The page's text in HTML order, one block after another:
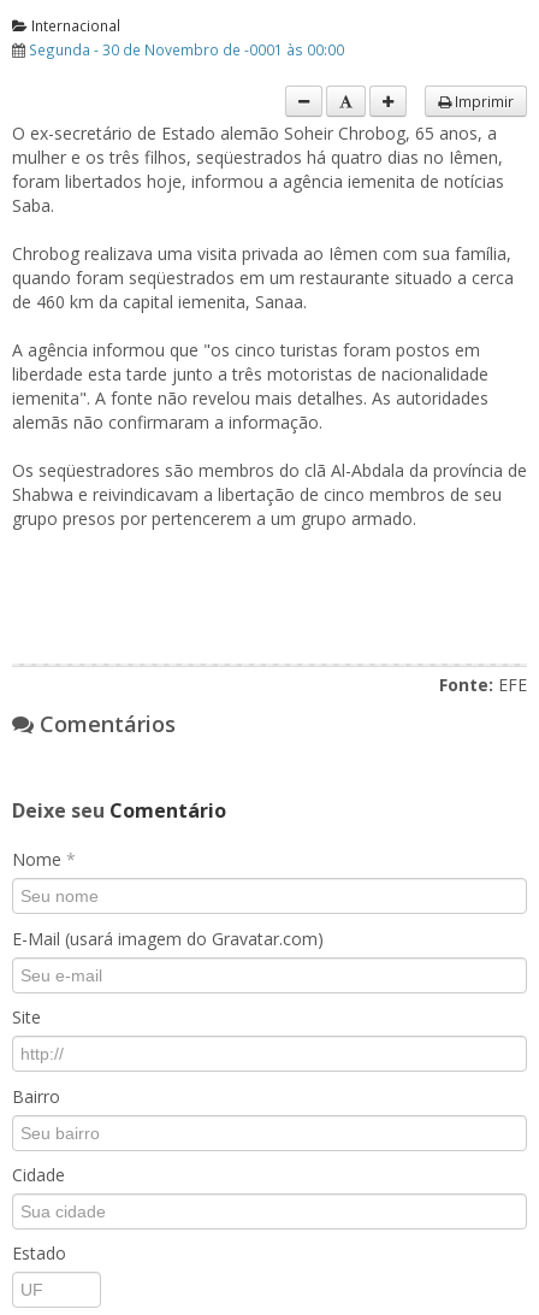
Internacional
Segunda - 30 de Novembro de -0001 às 00:00
Imprimir
O ex-secretário de Estado alemão Soheir Chrobog, 65 anos, a
mulher e os três filhos, seqüestrados há quatro dias no Iêmen,
foram libertados hoje, informou a agência iemenita de notícias
Saba.
Chrobog realizava uma visita privada ao Iêmen com sua família,
quando foram seqüestrados em um restaurante situado a cerca
de 460 km da capital iemenita, Sanaa.
A agência informou que "os cinco turistas foram postos em
liberdade esta tarde junto a três motoristas de nacionalidade
iemenita". A fonte não revelou mais detalhes. As autoridades
alemãs não confirmaram a informação.
Os seqüestradores são membros do clã Al-Abdala da província de
Shabwa e reivindicavam a libertação de cinco membros de seu
grupo presos por pertencerem a um grupo armado.
Fonte: EFE
Comentários
Deixe seu Comentário
Nome *
E-Mail (usará imagem do Gravatar.com)
Site
Bairro
Cidade
Estado